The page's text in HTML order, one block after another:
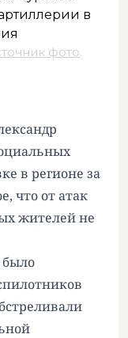
фото.
в регионе за
что от атак
жителей не
было